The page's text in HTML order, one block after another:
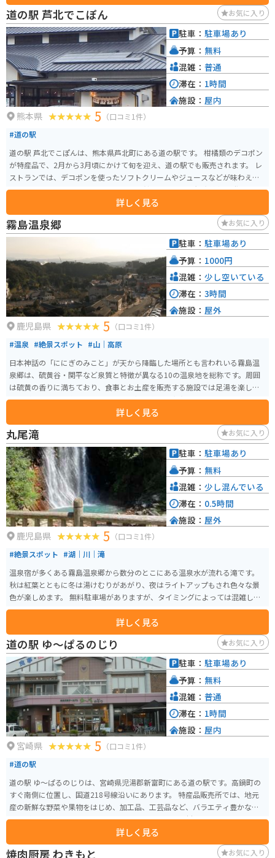
道の駅 芦北でこぽん お気に入り
熊本県 5 （口コミ1件）
#道の駅
道の駅 芦北でこぽんは、熊本県芦北町にある道の駅です。 柑橘類のデコポン
が特産品で、2月から3月頃にかけて旬を迎え、道の駅でも販売されます。 レ
ストランでは、デコポンを使ったソフトクリームやジュースなどが味わえま
す。 また、地元の特産品を販売する物産館や、芦北町の観光情報を発信する
車場が完備されているので安心です。 道の駅周辺には、海岸線沿いを走る国
道3号線があり、風光明媚な景色を楽しみながらツーリングを楽しむことがで
きます。
詳しく見る
駐車： 駐車場あり
予算： 無料
混雑： 普通
滞在： 1時間
施設： 屋内
霧島温泉郷 お気に入り
鹿児島県 5 （口コミ1件）
#温泉 #絶景スポット #山｜高原
日本神話の「ににぎのみこと」が天から降臨した場所とも言われいる霧島温
泉郷は、硫黄谷・関平など泉質と特徴が異なる10の温泉地を総称です。周囲
は硫黄の香りに満ちており、食事とお土産を販売する施設では足湯を楽しむ
ことができます。宿泊はもちろん、日帰り施設も充実しています。
詳しく見る
駐車： 駐車場あり
予算： 1000円
混雑： 少し空いている
滞在： 3時間
施設： 屋外
丸尾滝 お気に入り
鹿児島県 5 （口コミ1件）
#絶景スポット #湖｜川｜滝
温泉宿が多くある霧島温泉郷から数分のとこにある温泉水が流れる滝です。
秋は紅葉とともに冬は湯けむりがあがり、夜はライトアップもされ色々な景
色が楽しめます。 無料駐車場がありますが、タイミングによっては混雑して
います。
詳しく見る
駐車： 駐車場あり
予算： 無料
混雑： 少し混んでいる
滞在： 0.5時間
施設： 屋外
道の駅 ゆ～ぱるのじり お気に入り
宮崎県 5 （口コミ1件）
#道の駅
道の駅 ゆ～ぱるのじりは、宮崎県児湯郡新富町にある道の駅です。高鍋町の
すぐ南側に位置し、国道218号線沿いにあります。 特産品販売所では、地元
産の新鮮な野菜や果物をはじめ、加工品、工芸品など、バラエティ豊かな
品々が販売されています。レストランでは、地元の食材をふんだんに使った
料理を楽しむことができます。中でも、宮崎牛を使った料理は絶品です。 バ
イクで訪れる場合、道の駅 ゆ～ぱるのじりは、広い駐車場があるので安心し
詳しく見る
駐車： 駐車場あり
予算： 無料
混雑： 普通
滞在： 1時間
施設： 屋内
焼肉厨房 わきもと お気に入り